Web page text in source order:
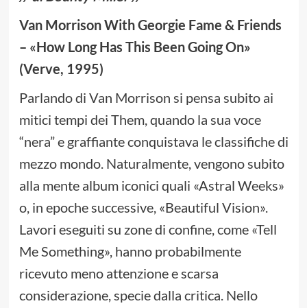
Van Morrison With Georgie Fame & Friends
– «How Long Has This Been Going On»
(Verve, 1995)
Parlando di Van Morrison si pensa subito ai
mitici tempi dei Them, quando la sua voce
“nera” e graffiante conquistava le classifiche di
mezzo mondo. Naturalmente, vengono subito
alla mente album iconici quali «Astral Weeks»
o, in epoche successive, «Beautiful Vision».
Lavori eseguiti su zone di confine, come «Tell
Me Something», hanno probabilmente
ricevuto meno attenzione e scarsa
considerazione, specie dalla critica. Nello